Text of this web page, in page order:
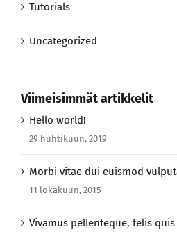
Tutorials
Uncategorized
Viimeisimmät artikkelit
Hello world!
29 huhtikuun, 2019
Morbi vitae dui euismod
11 lokakuun, 2015
Vivamus pellenteque, felis